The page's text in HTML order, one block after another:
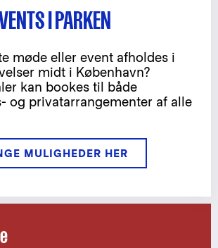
I PARKEN
møde eller event afholdes i
midt i København?
kan bookes til både
og privatarrangementer af alle
MULIGHEDER HER